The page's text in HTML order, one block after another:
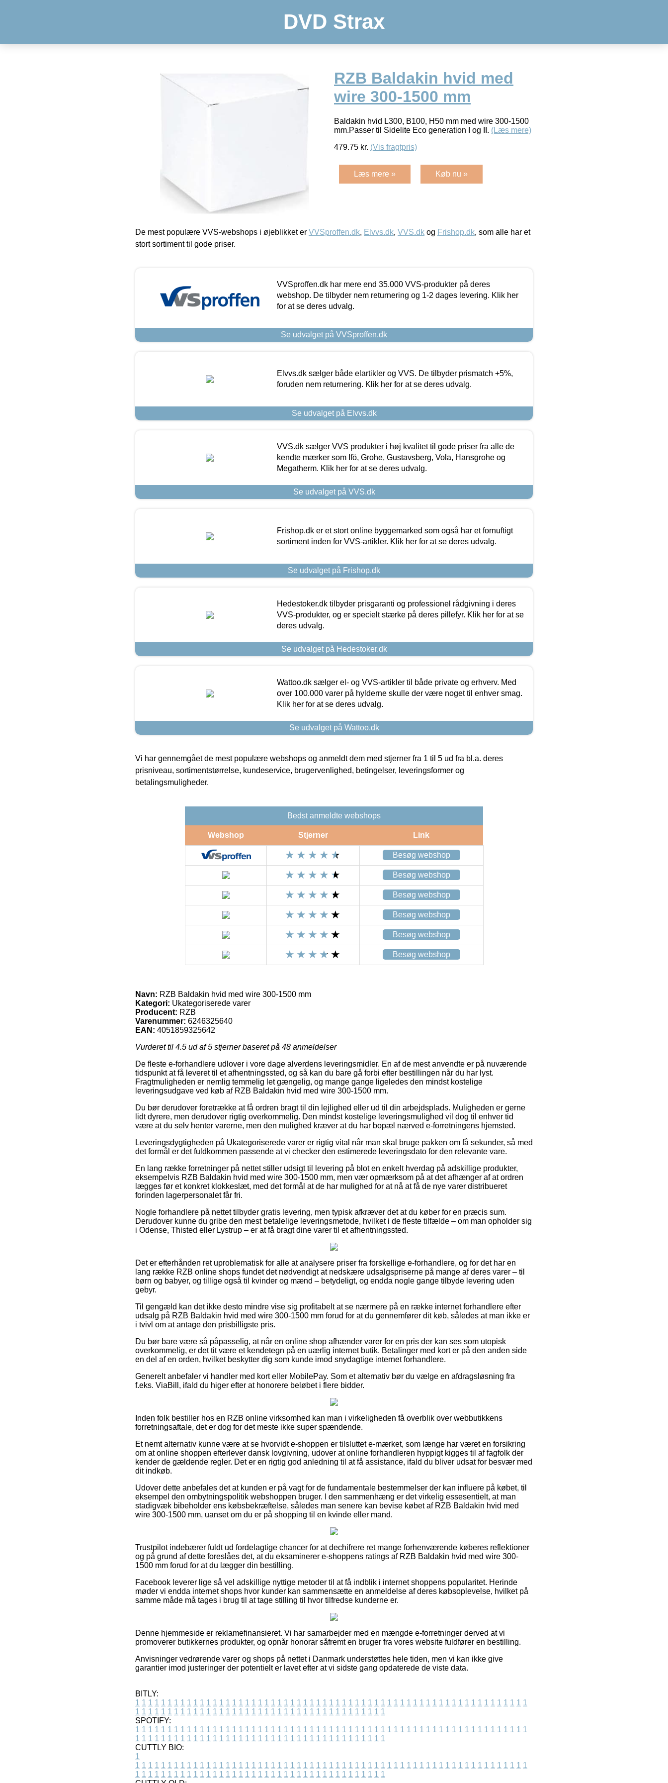
DVD Strax
RZB Baldakin hvid med
wire 300-1500 mm
Baldakin hvid L300, B100, H50 mm med wire 300-1500
mm.Passer til Sidelite Eco generation I og II. (Læs mere)
479.75 kr. (Vis fragtpris)
Læs mere » Køb nu »
De mest populære VVS-webshops i øjeblikket er VVSproffen.dk, Elvvs.dk, VVS.dk og Frishop.dk, som alle har et
stort sortiment til gode priser.
VVSproffen.dk har mere end 35.000 VVS-produkter på deres
webshop. De tilbyder nem returnering og 1-2 dages levering. Klik her
for at se deres udvalg.
Se udvalget på VVSproffen.dk
Elvvs.dk sælger både elartikler og VVS. De tilbyder prismatch +5%,
foruden nem returnering. Klik her for at se deres udvalg.
Se udvalget på Elvvs.dk
VVS.dk sælger VVS produkter i høj kvalitet til gode priser fra alle de
kendte mærker som Ifö, Grohe, Gustavsberg, Vola, Hansgrohe og
Megatherm. Klik her for at se deres udvalg.
Se udvalget på VVS.dk
Frishop.dk er et stort online byggemarked som også har et fornuftigt
sortiment inden for VVS-artikler. Klik her for at se deres udvalg.
Se udvalget på Frishop.dk
Hedestoker.dk tilbyder prisgaranti og professionel rådgivning i deres
VVS-produkter, og er specielt stærke på deres pillefyr. Klik her for at se
deres udvalg.
Se udvalget på Hedestoker.dk
Wattoo.dk sælger el- og VVS-artikler til både private og erhverv. Med
over 100.000 varer på hylderne skulle der være noget til enhver smag.
Klik her for at se deres udvalg.
Se udvalget på Wattoo.dk
Vi har gennemgået de mest populære webshops og anmeldt dem med stjerner fra 1 til 5 ud fra bl.a. deres
prisniveau, sortimentstørrelse, kundeservice, brugervenlighed, betingelser, leveringsformer og
betalingsmuligheder.
Bedst anmeldte webshops
Webshop Stjerner Link
Besøg webshop
Besøg webshop
Besøg webshop
Besøg webshop
Besøg webshop
Besøg webshop
Navn: RZB Baldakin hvid med wire 300-1500 mm
Kategori: Ukategoriserede varer
Producent: RZB
Varenummer: 6246325640
EAN: 4051859325642
Vurderet til 4.5 ud af 5 stjerner baseret på 48 anmeldelser
De fleste e-forhandlere udlover i vore dage alverdens leveringsmidler. En af de mest anvendte er på nuværende
tidspunkt at få leveret til et afhentningssted, og så kan du bare gå forbi efter bestillingen når du har lyst.
Fragtmuligheden er nemlig temmelig let gængelig, og mange gange ligeledes den mindst kostelige
leveringsudgave ved køb af RZB Baldakin hvid med wire 300-1500 mm.
Du bør derudover foretrække at få ordren bragt til din lejlighed eller ud til din arbejdsplads. Muligheden er gerne
lidt dyrere, men derudover rigtig overkommelig. Den mindst kostelige leveringsmulighed vil dog til enhver tid
være at du selv henter varerne, men den mulighed kræver at du har bopæl nærved e-forretningens hjemsted.
Leveringsdygtigheden på Ukategoriserede varer er rigtig vital når man skal bruge pakken om få sekunder, så med
det formål er det fuldkommen passende at vi checker den estimerede leveringsdato for den relevante vare.
En lang række forretninger på nettet stiller udsigt til levering på blot en enkelt hverdag på adskillige produkter,
eksempelvis RZB Baldakin hvid med wire 300-1500 mm, men vær opmærksom på at det afhænger af at ordren
lægges før et konkret klokkeslæt, med det formål at de har mulighed for at nå at få de nye varer distribueret
forinden lagerpersonalet får fri.
Nogle forhandlere på nettet tilbyder gratis levering, men typisk afkræver det at du køber for en præcis sum.
Derudover kunne du gribe den mest betalelige leveringsmetode, hvilket i de fleste tilfælde – om man opholder sig
i Odense, Thisted eller Lystrup – er at få bragt dine varer til et afhentningssted.
Det er efterhånden ret uproblematisk for alle at analysere priser fra forskellige e-forhandlere, og for det har en
lang række RZB online shops fundet det nødvendigt at nedskære udsalgspriserne på mange af deres varer – til
børn og babyer, og tillige også til kvinder og mænd – betydeligt, og endda nogle gange tilbyde levering uden
gebyr.
Til gengæld kan det ikke desto mindre vise sig profitabelt at se nærmere på en række internet forhandlere efter
udsalg på RZB Baldakin hvid med wire 300-1500 mm forud for at du gennemfører dit køb, således at man ikke er
i tvivl om at antage den prisbilligste pris.
Du bør bare være så påpasselig, at når en online shop afhænder varer for en pris der kan ses som utopisk
overkommelig, er det tit være et kendetegn på en uærlig internet butik. Betalinger med kort er på den anden side
en del af en orden, hvilket beskytter dig som kunde imod snydagtige internet forhandlere.
Generelt anbefaler vi handler med kort eller MobilePay. Som et alternativ bør du vælge en afdragsløsning fra
f.eks. ViaBill, ifald du higer efter at honorere beløbet i flere bidder.
Inden folk bestiller hos en RZB online virksomhed kan man i virkeligheden få overblik over webbutikkens
forretningsaftale, det er dog for det meste ikke super spændende.
Et nemt alternativ kunne være at se hvorvidt e-shoppen er tilsluttet e-mærket, som længe har været en forsikring
om at online shoppen efterlever dansk lovgivning, udover at online forhandleren hyppigt kigges til af fagfolk der
kender de gældende regler. Det er en rigtig god anledning til at få assistance, ifald du bliver udsat for besvær med
dit indkøb.
Udover dette anbefales det at kunden er på vagt for de fundamentale bestemmelser der kan influere på købet, til
eksempel den ombytningspolitik webshoppen bruger. I den sammenhæng er det virkelig essesentielt, at man
stadigvæk bibeholder ens købsbekræftelse, således man senere kan bevise købet af RZB Baldakin hvid med
wire 300-1500 mm, uanset om du er på shopping til en kvinde eller mand.
Trustpilot indebærer fuldt ud fordelagtige chancer for at dechifrere ret mange forhenværende køberes reflektioner
og på grund af dette foreslåes det, at du eksaminerer e-shoppens ratings af RZB Baldakin hvid med wire 300-
1500 mm forud for at du lægger din bestilling.
Facebook leverer lige så vel adskillige nyttige metoder til at få indblik i internet shoppens popularitet. Herinde
møder vi endda internet shops hvor kunder kan sammensætte en anmeldelse af deres købsoplevelse, hvilket på
samme måde må tages i brug til at tage stilling til hvor tilfredse kunderne er.
Denne hjemmeside er reklamefinansieret. Vi har samarbejder med en mængde e-forretninger derved at vi
promoverer butikkernes produkter, og opnår honorar såfremt en bruger fra vores website fuldfører en bestilling.
Anvisninger vedrørende varer og shops på nettet i Danmark understøttes hele tiden, men vi kan ikke give
garantier imod justeringer der potentielt er lavet efter at vi sidste gang opdaterede de viste data.
BITLY:
1 1 1 1 1 1 1 1 1 1 1 1 1 1 1 1 1 1 1 1 1 1 1 1 1 1 1 1 1 1 1 1 1 1 1 1 1 1 1 1 1 1 1 1 1 1 1 1 1 1 1 1 1 1 1 1 1 1 1 1 1
1 1 1 1 1 1 1 1 1 1 1 1 1 1 1 1 1 1 1 1 1 1 1 1 1 1 1 1 1 1 1 1 1 1 1 1 1 1 1
SPOTIFY:
1 1 1 1 1 1 1 1 1 1 1 1 1 1 1 1 1 1 1 1 1 1 1 1 1 1 1 1 1 1 1 1 1 1 1 1 1 1 1 1 1 1 1 1 1 1 1 1 1 1 1 1 1 1 1 1 1 1 1 1 1
1 1 1 1 1 1 1 1 1 1 1 1 1 1 1 1 1 1 1 1 1 1 1 1 1 1 1 1 1 1 1 1 1 1 1 1 1 1 1
CUTTLY BIO:
1
1 1 1 1 1 1 1 1 1 1 1 1 1 1 1 1 1 1 1 1 1 1 1 1 1 1 1 1 1 1 1 1 1 1 1 1 1 1 1 1 1 1 1 1 1 1 1 1 1 1 1 1 1 1 1 1 1 1 1 1 1
1 1 1 1 1 1 1 1 1 1 1 1 1 1 1 1 1 1 1 1 1 1 1 1 1 1 1 1 1 1 1 1 1 1 1 1 1 1 1